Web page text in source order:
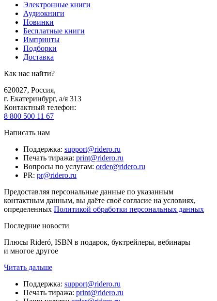
Электронные книги
Аудиокниги
Новинки
Бесплатные книги
Импринты
Подборки
Доставка
Как нас найти?
620027, Россия,
г. Екатеринбург, а/я 313
Контактный телефон:
8 800 500 11 67
Написать нам
Поддержка: support@ridero.ru
Печать тиража: print@ridero.ru
Вопросы по услугам: order@ridero.ru
PR: pr@ridero.ru
Предоставляя персональные данные по указанным
контактным данным, вы даёте своё согласие на условиях,
определенных Политикой обработки персональных данных
Последние новости
Плюсы Rideró, ISBN в подарок, буктрейлеры, вебинары
и многое другое
Читать дальше
Поддержка: support@ridero.ru
Печать тиража: print@ridero.ru